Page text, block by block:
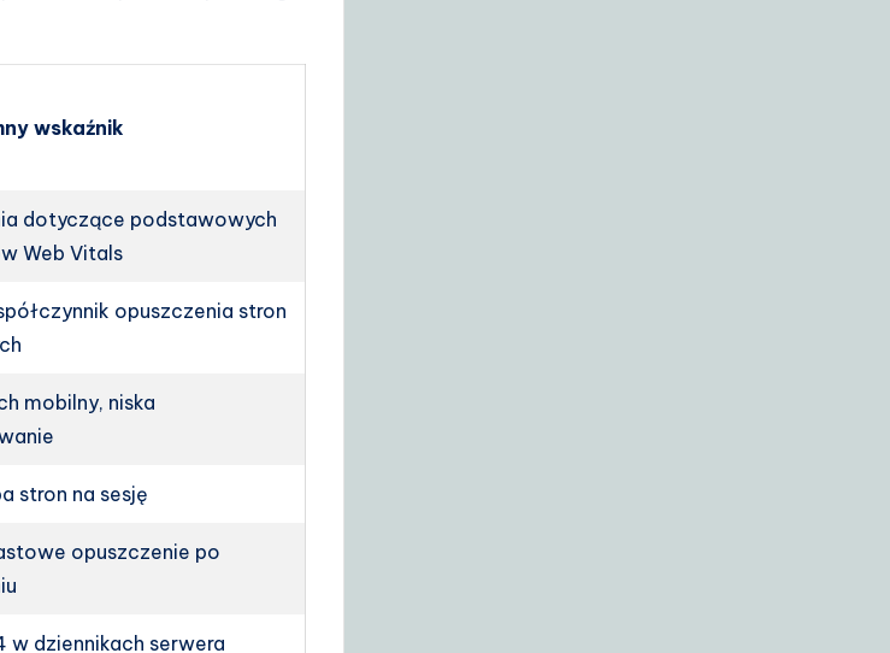
wskaźnik
dotyczące podstawowych
Web Vitals
opuszczenia stron
mobilny, niska
stron na sesję
opuszczenie po
w dziennikach serwera